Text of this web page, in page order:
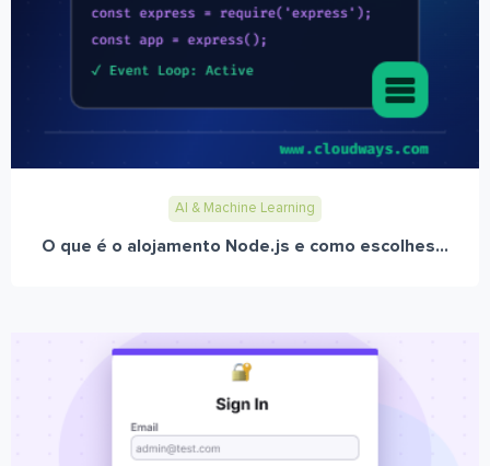
AI & Machine Learning
O que é o alojamento Node.js e como escolhes...